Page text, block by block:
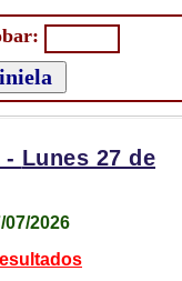
- Lunes 27 de
2026